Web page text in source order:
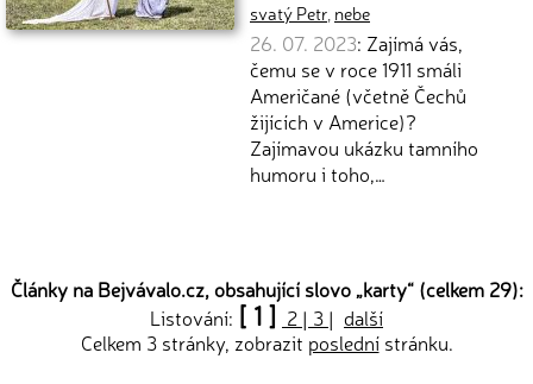
svatý Petr, nebe
26. 07. 2023: Zajímá vás,
čemu se v roce 1911 smáli
Američané (včetně Čechů
žijících v Americe)?
Zajímavou ukázku tamního
humoru i toho,…
Články na Bejvávalo.cz, obsahující slovo „karty“ (celkem 29):
Listování: [ 1 ] 2 | 3 | další
Celkem 3 stránky, zobrazit poslednístránku.